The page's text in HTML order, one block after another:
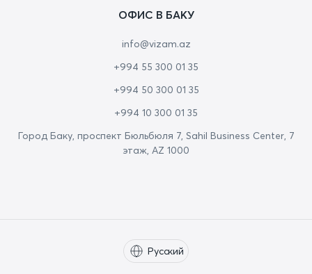
ОФИС В БАКУ
info@vizam.az
+994 55 300 01 35
+994 50 300 01 35
+994 10 300 01 35
Город Баку, проспект Бюльбюля 7, Sahil Business Center, 7
этаж, AZ 1000
Русский